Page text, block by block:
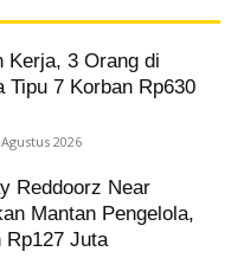
Kerja, 3 Orang di
Tipu 7 Korban Rp630
2026
Reddoorz Near
Mantan Pengelola,
Rp127 Juta